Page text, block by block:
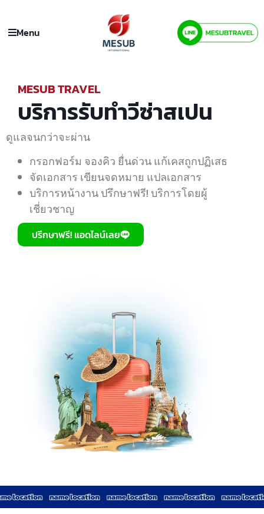
Menu
MESUB TRAVEL
บริการรับทำวีซ่าสเปน
ดูแลจนกว่าจะผ่าน
กรอกฟอร์ม จองคิว ยื่นด่วน แก้เคสถูกปฏิเสธ
จัดเอกสาร เขียนจดหมาย แปลเอกสาร
บริการหน้างาน ปรึกษาฟรี! บริการโดยผู้
เชี่ยวชาญ
ปรึกษาฟรี! แอดไลน์เลย